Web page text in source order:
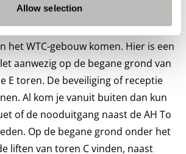
Allow selection
parkeergarage dan kun je met de
het WTC-gebouw komen. Hier is een
aanwezig op de begane grond van
E toren. De beveiliging of receptie
Al kom je vanuit buiten dan kun
of de nooduitgang naast de AH To
Op de begane grond onder het
liften van toren C vinden, naast